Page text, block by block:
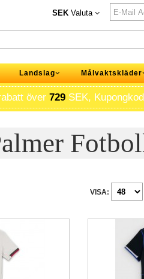
SEK Valuta
Landslag Målvaktskläder
över 729 SEK,
VISA: